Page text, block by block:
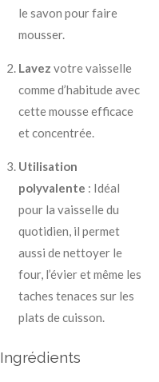
le savon pour faire
mousser.
Lavez votre vaisselle
comme d’habitude avec
cette mousse efficace
et concentrée.
Utilisation
polyvalente : Idéal
pour la vaisselle du
quotidien, il permet
aussi de nettoyer le
four, l’évier et même les
taches tenaces sur les
plats de cuisson.
Ingrédients